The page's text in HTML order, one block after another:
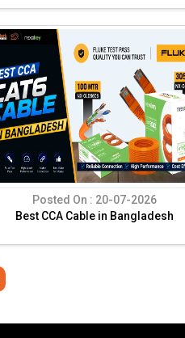
Posted On : 20-07-2026
Best CCA Cable in Bangladesh